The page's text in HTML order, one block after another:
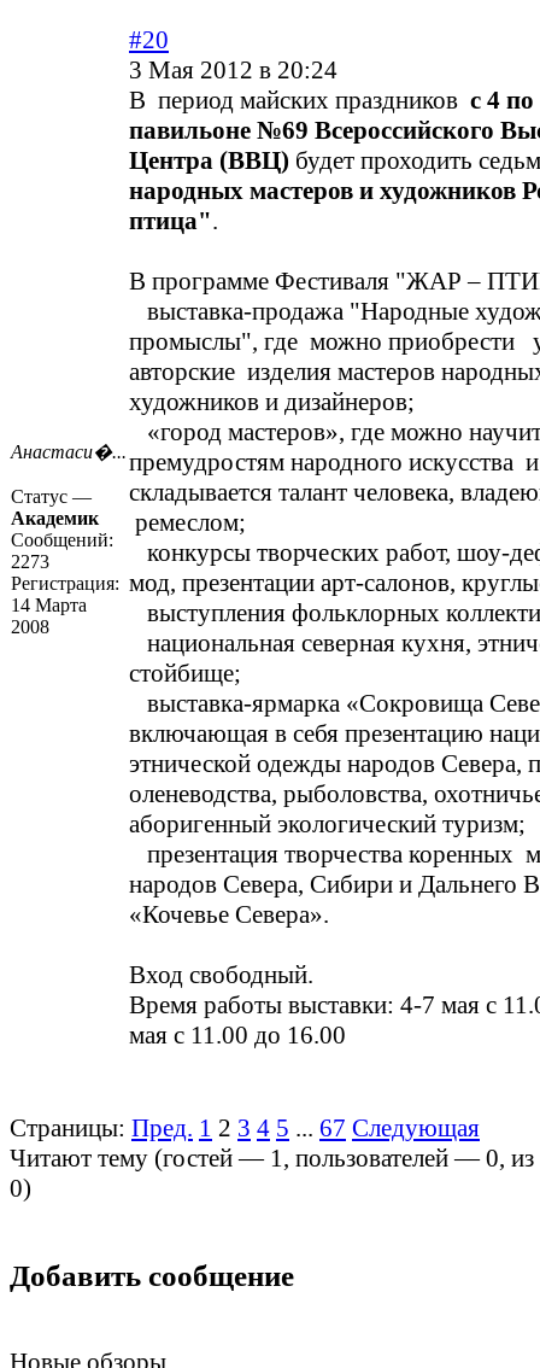
Анастаси�...
Статус —
Академик
Сообщений:
2273
Регистрация:
14 Марта
2008
#20
3 Мая 2012 в 20:24
В период майских праздников с 4
павильоне №69 Всероссийского
Центра (ВВЦ) будет проходить
народных мастеров и художников
птица".
В программе Фестиваля "ЖАР –
выставка-продажа "Народные
промыслы", где можно приобрести
авторские изделия мастеров
художников и дизайнеров;
«город мастеров», где можно
премудростям народного искусства
складывается талант человека,
ремеслом;
конкурсы творческих работ, шоу-
мод, презентации арт-салонов,
выступления фольклорных
национальная северная кухня,
стойбище;
выставка-ярмарка «Сокровища
включающая в себя презентацию
этнической одежды народов Севера,
оленеводства, рыболовства,
аборигенный экологический туризм;
презентация творчества коренных
народов Севера, Сибири и Дальнего
«Кочевье Севера».
Вход свободный.
Время работы выставки: 4-7 мая с
мая с 11.00 до 16.00
Страницы: Пред. 1 2 3 4 5 ... 67 Следующая
Читают тему (гостей — 1, пользователей —0,
0)
Добавить сообщение
Новые обзоры